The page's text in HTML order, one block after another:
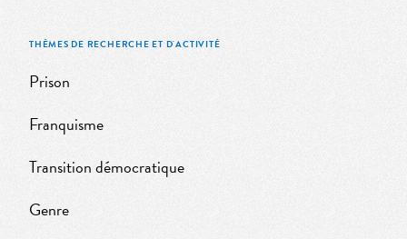
THÈMES DE RECHERCHE ET D'ACTIVITÉ
Prison
Franquisme
Transition démocratique
Genre